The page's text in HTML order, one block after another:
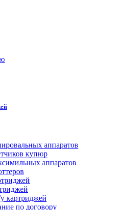
аппаратов
купюр
аппаратов
картриджей
по договору